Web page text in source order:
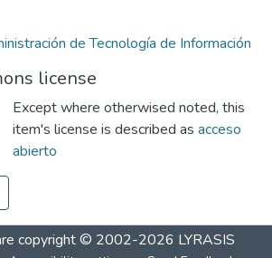
de Tecnología de Información
license
Except where otherwised noted, this
item's license is described as acceso
abierto
copyright © 2002-2026 LYRASIS